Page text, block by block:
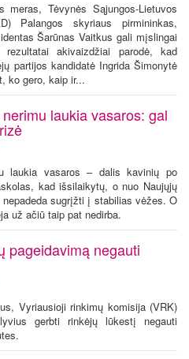
meras, Tėvynės Sąjungos-Lietuvos
Palangos skyriaus pirmininkas,
Šarūnas Vaitkus gali mįslingai
akivaizdžiai parodė, kad
partijos kandidatė Ingrida Šimonytė
ko gero, kaip ir...
laukia vasaros: gal
laukia vasaros – dalis kavinių po
kad išsilaikytų, o nuo Naujųjų
sugrįžti į stabilias vėžes. O
už ačiū taip pat nedirba.
pageidavimą negauti
Vyriausioji rinkimų komisija (VRK)
gerbti rinkėjų lūkestį negauti